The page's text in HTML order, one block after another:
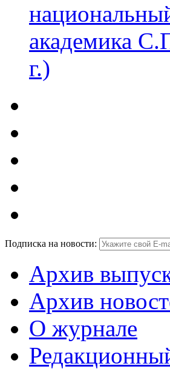
академика
г.)
Подписка на новости:
Архив
Архив
О журнале